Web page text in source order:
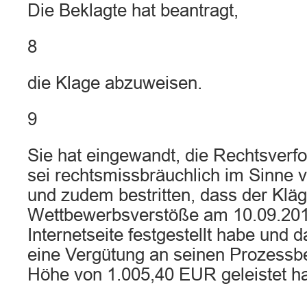
Die Beklagte hat beantragt,
8
die Klage abzuweisen.
9
Sie hat eingewandt, die
sei rechtsmissbräuchlich im Sinne
und zudem bestritten, dass der
Wettbewerbsverstöße am
Internetseite festgestellt habe und
eine Vergütung an seinen
Höhe von 1.005,40 EUR geleistet